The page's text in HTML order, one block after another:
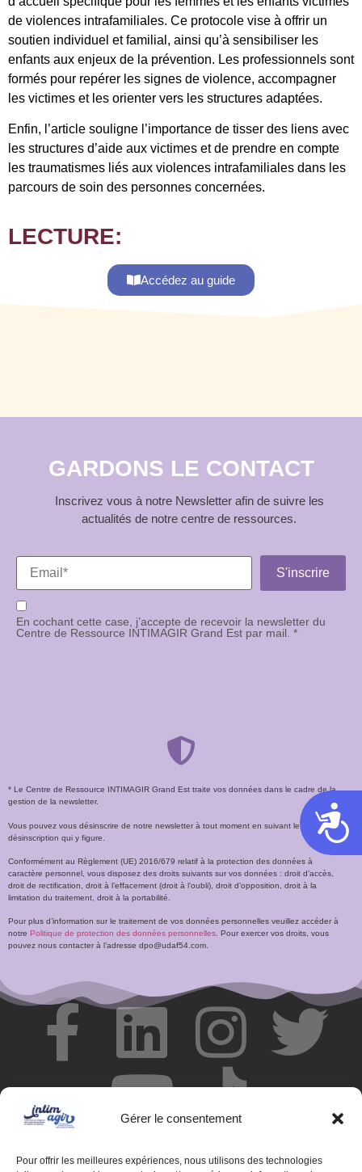
Gérer le consentement
Pour offrir les meilleures expériences, nous utilisons des technologies
de violences intrafamiliales. Ce protocole vise à offrir un
soutien individuel et familial, ainsi qu’à sensibiliser les
enfants aux enjeux de la prévention. Les professionnels sont
formés pour repérer les signes de violence, accompagner
les victimes et les orienter vers les structures adaptées.
Enfin, l’article souligne l’importance de tisser des liens avec
les structures d’aide aux victimes et de prendre en compte
les traumatismes liés aux violences intrafamiliales dans les
parcours de soin des personnes concernées.
LECTURE:
Accédez au guide
GARDONS LE CONTACT
Inscrivez vous à notre Newsletter afin de suivre les
actualités de notre centre de ressources.
En cochant cette case, j’accepte de recevoir la newsletter du
Centre de Ressource INTIMAGIR Grand Est par mail. *
* Le Centre de Ressource INTIMAGIR Grand Est traite vos données dans le cadre de la
gestion de la newsletter.
Vous pouvez vous désinscrire de notre newsletter à tout moment en suivant le lien de
désinscription qui y figure.
Conformément au Règlement (UE) 2016/679 relatif à la protection des données à
caractère personnel, vous disposez des droits suivants sur vos données : droit d’accès,
droit de rectification, droit à l’effacement (droit à l’oubli), droit d’opposition, droit à la
limitation du traitement, droit à la portabilité.
Pour plus d’information sur le traitement de vos données personnelles veuillez accéder à
notre Politique de protection des données personnelles. Pour exercer vos droits, vous
pouvez nous contacter à l’adresse dpo@udaf54.com.